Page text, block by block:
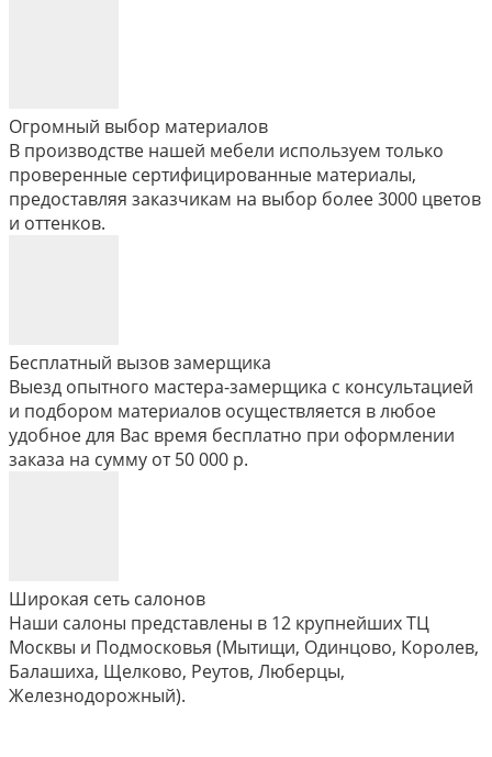
Огромный выбор материалов
В производстве нашей мебели используем только
проверенные сертифицированные материалы,
предоставляя заказчикам на выбор более 3000 цветов
и оттенков.
Бесплатный вызов замерщика
Выезд опытного мастера-замерщика с консультацией
и подбором материалов осуществляется в любое
удобное для Вас время бесплатно при оформлении
заказа на сумму от 50 000 р.
Широкая сеть салонов
Наши салоны представлены в 12 крупнейших ТЦ
Москвы и Подмосковья (Мытищи, Одинцово, Королев,
Балашиха, Щелково, Реутов, Люберцы,
Железнодорожный).